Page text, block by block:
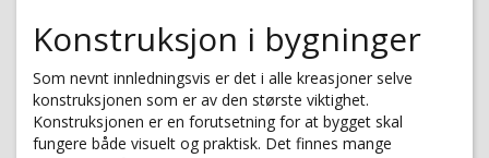
Konstruksjon i bygninger
Som nevnt innledningsvis er det i alle kreasjoner selve
konstruksjonen som er av den største viktighet.
Konstruksjonen er en forutsetning for at bygget skal
fungere både visuelt og praktisk. Det finnes mange